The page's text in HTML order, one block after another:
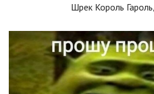
Шрек Король